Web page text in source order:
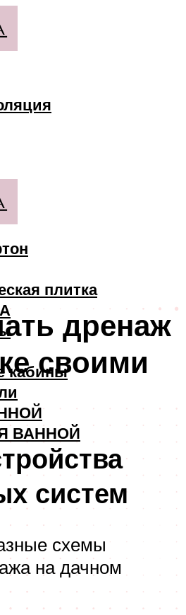
плитка
кабины
ВАННОЙ
дренаж
своими
систем
схемы
на дачном